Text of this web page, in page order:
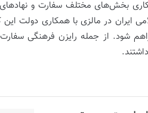
بخش‌های مختلف سفارت و
در مالزی با همکاری دولت این
شود. از جمله رایزن فرهنگی